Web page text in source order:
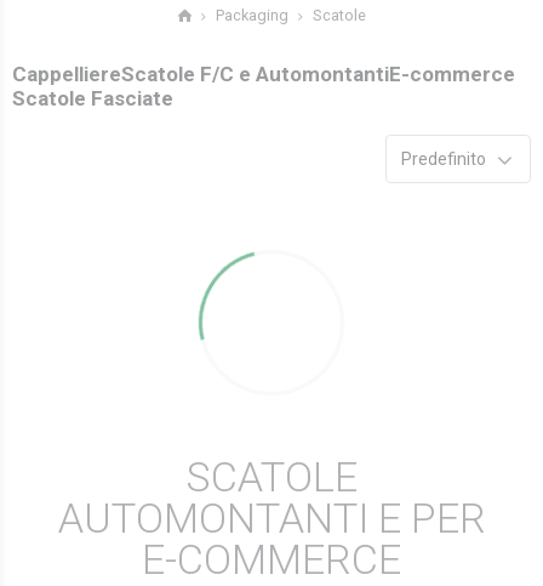
Packaging Scatole
CappelliereScatole F/C e AutomontantiE-commerce
Scatole Fasciate
Predefinito
SCATOLE
AUTOMONTANTI E PER
E-COMMERCE